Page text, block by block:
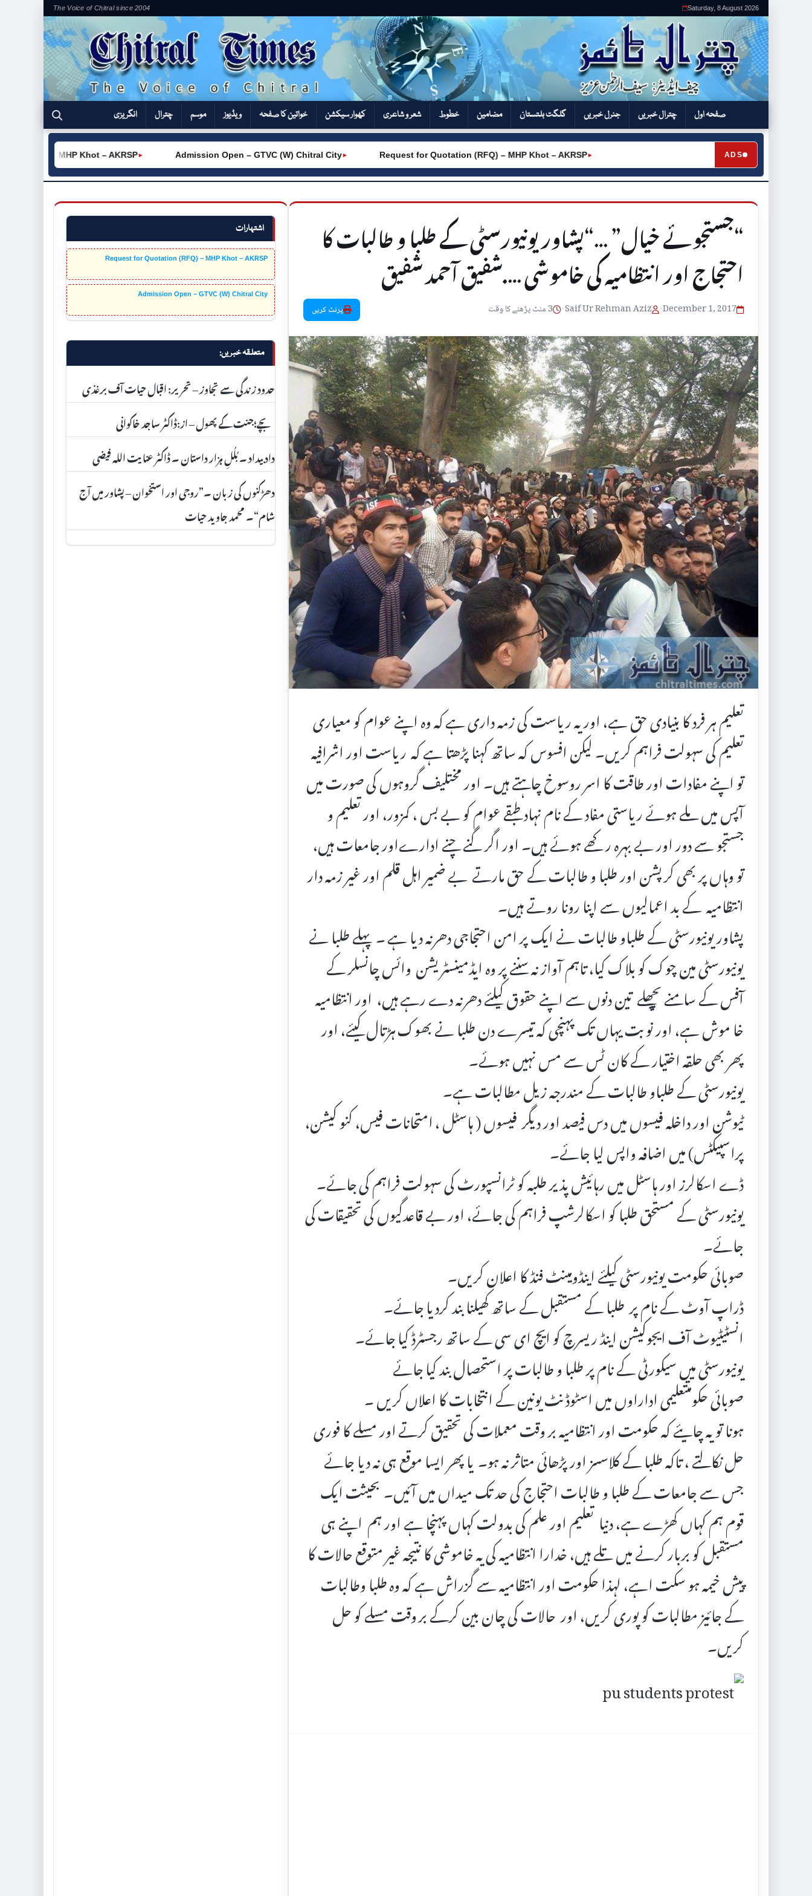
The Voice of Chitral since 2004 Saturday, 8 August 2026
صفحہ اول چترال خبریں جنرل خبریں گلگت بلتستان مضامین خطوط شعر و شاعری کھوار سیکشن‎ خواتین کا صفحہ ویڈیوز موسم چترال انگریزی
ADS
►
– MHP Khot – AKRSP ►
Request for Quotation (RFQ) – MHP Khot – AKRSP
►
Admission Open – GTVC (W) Chitral City
اشتہارات
Request for Quotation (RFQ) – MHP Khot – AKRSP
Admission Open – GTVC (W) Chitral City
متعلقہ خبریں:
حدود زندگی سے تجاوز – تحریر: اقبال حیات آف برغذی
بچے؛جنت کے پھول – از:ڈاکٹر ساجد خاکوانی
داد بیداد ۔ بُلُلِ ہزار داستان ۔ ڈاکٹر عنا یت اللہ فیضی
دھڑکنوں کی زبان ۔”روجی اور استخوان – پشاور میں آج
شام“۔ محمد جاوید حیات
“جستجوئے خیال” …“پشاور یونیورسٹی کے طلبا و طالبات کا
احتجاج اور انتظامیہ کی خاموشی ….شفیق آحمد شفیق‎
December 1, 2017
•
Saif Ur Rehman Aziz
• 3 منٹ پڑھنے کا وقت پرنٹ کریں
تعلیم ہر فرد کا بنیادی حق ہے، اور یہ ریاست کی زمہ داری ہے کہ وہ اپنے عوام کو معیاری
تعلیم کی سہولت فراہم کریں۔ لیکن افسوس کہ ساتھ کہنا پڑھتا ہے کہ ریاست اور اشرافیہ
تو اپنے مفادات اور طاقت کا اسر روسوخ چاہتے ہیں۔ اور مختلیف گروہوں کی صورت میں
آپس میں ملے ہوئے ریاستی مفاد کے نام نہاد طبقے عوام کو بے بس ، کمزور، اور تعلیم و
جستجو سے دور اور بے بہرہ رکھے ہوئے ہیں۔ اور اگر گنے چنے ادارےاور جامعات ہیں،
تو وہاں پر بھی کرپشن اور طلبا و طالبات کے حق مارتے بے ضمیر اہل قلم اور غیر زمہ دار
انتظامیہ کے بد اعمالیوں سے اپنا رونا روتے ہیں۔
پشاور یونیورسٹی کے طلباو طالبات نے ایک پر امن احتجاجی دھرنہ دیا ہے ۔ پہلے طلبا نے
یونیورسٹی مین چوک کو بلاک کیا، تاہم آواز نہ سننے پر وہ ایڈمینسٹریشن وائس چانسلر کے
آفس کے سامنے پچھلے تین دنوں سے اپنے حقوق کیلئے دھرنہ دے رہے ہیں، اور انتظامیہ
خا موش ہے، اور نوبت یہاں تک پہنچی کہ تیسرے دن طلبا نے بھوک ہڑتال کیئے، اور
پھر بھی حلقہ اختیار کے کان ٹس سے مس نہیں ہوئے۔
یونیورسٹی کے طلباو طالبات کے مندرجہ زیل مطالبات ہے۔
ٹیوشن اور داخلہ فیسوں میں دس فیصد اور دیگر فیسوں ( ہاسٹل ، امتحانات فیس، کنو کیشن،
پراسپیکٹس) میں اضافہ واپس لیا جائے۔
ڈے اسکالرز اور ہاسٹل میں رہائیش پذیر طلبہ کو ٹرانسپورٹ کی سہولت فراہم کی جائے۔
یونیورسٹی کے مستحق طلبا کو اسکالرشپ فراہم کی جائے، اور بے قاعدگیوں کی تحقیقات کی
جائے۔
صوبائی حکومت یونیورسٹی کیلئے اینڈومینٹ فنڈ کا اعلان کریں۔
ڈراپ آوٹ کے نام پر طلبا کے مستقبل کے ساتھ کھیلنا بند کردیا جائے۔
انسٹیٹیوٹ آف ایجوکیشن اینڈ ریسرچ کو ایچ ای سی کے ساتھ رجسٹرڈ کیا جائے۔
یونیورسٹی میں سیکورٹی کے نام پر طلبا و طالبات پر استحصال بند کیا جائے
صوبائی حکومتتعلیمی اداراوں میں اسٹوڈنٹ یونین کے انتخابات کا اعلاں کریں ۔
ہونا تو یہ چایئے کہ حکومت اور انتظامیہ بر وقت معملات کی تحقیق کرتے اور مسلے کا فوری
حل نکالتے ، تاکہ طلبا کے کلاسسز اور پڑھائی متاثر نہ ہو۔ یا پھر ایسا موقع ہی نہ دیا جائے
جس سے جامعات کے طلبا و طالبات احتجاج کی حد تک میداں میں آئیں۔ بحیثت ایک
قوم ہم کہاں کھڑے ہے، دنیا تعلیم اور علم کی بدولت کہاں پہنچا ہے اور ہم اپنے ہی
مستقبل کو بربار کرنے میں تلے ہیں، خدارا انتظامیہ کی یہ خاموشی کا نتیجہ غیر متوقع حالات کا
پیش خیمہ ہو سکت اہے، لہذا حکومت اور انتظامیہ سے گزراش ہے کہ وہ طلبا وطالبات
کے جائیز مطالبات کو پوری کریں، اور حالات کی چان بین کرکے بر وقت مسلے کو حل
کریں۔